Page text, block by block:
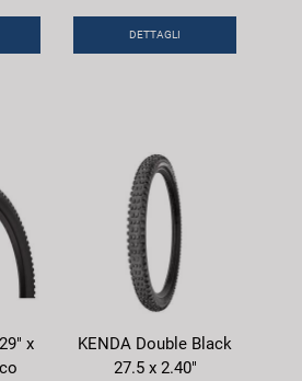
DETTAGLI
x
KENDA Double Black
27.5 x 2.40"